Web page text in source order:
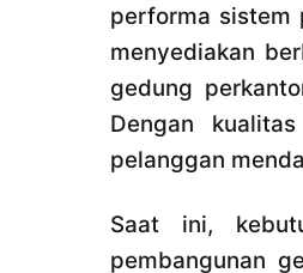
performa sistem
menyediakan
gedung
Dengan
pelanggan
Saat ini,
pembangunan